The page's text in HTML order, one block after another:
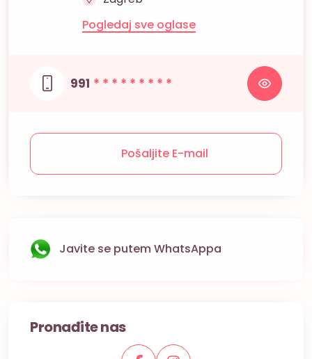
Pogledaj sve oglase
991 * * * * * * * * *
Pošaljite E-mail
Javite se putem WhatsAppa
Pronađite nas